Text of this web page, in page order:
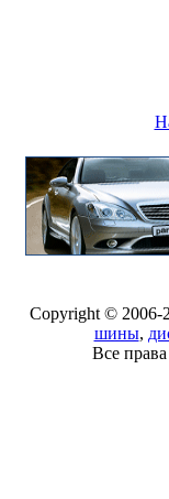
Copyright © 2006-
шины,
Все